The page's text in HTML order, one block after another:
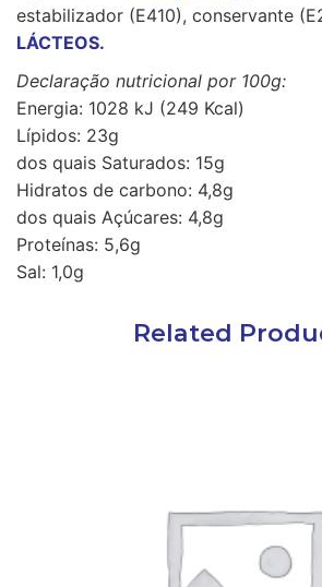
estabilizador (E410), conservante
LÁCTEOS.
Declaração nutricional por 100g:
Energia: 1028 kJ (249 Kcal)
Lípidos: 23g
dos quais Saturados: 15g
Hidratos de carbono: 4,8g
dos quais Açúcares: 4,8g
Proteínas: 5,6g
Sal: 1,0g
Related